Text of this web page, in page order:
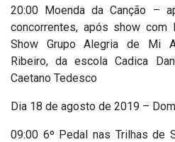
20:00 Moenda da Canção –
concorrentes, após show
Show Grupo Alegria de Mi
Ribeiro, da escola Cadica
Caetano Tedesco
Dia 18 de agosto de 2019 –
09:00 6º Pedal nas Trilhas de